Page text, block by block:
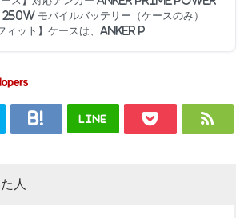
モバイルバッテリー（ケースのみ）
ット】ケースは、Anker P...
LINE
人